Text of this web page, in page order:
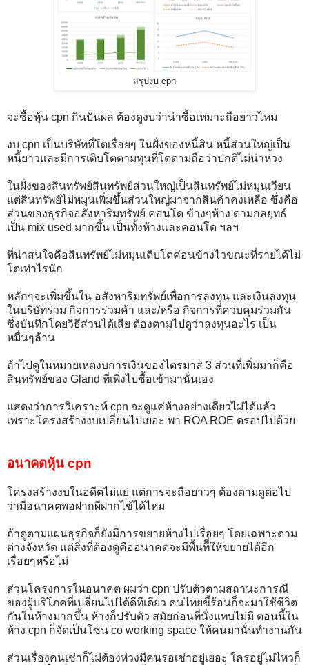
สรุปงบ cpn
จะซื้อหุ้น cpn กินปันผล ต้องดูงบว่าน่าซื้อเหมาะถือยาวไหม
งบ cpn เป็นบริษัทที่โตเรื่อยๆ ในฝั่งของหนี้สิน หนี้ส่วนใหญ่เป็น
หนี้ยาวและมีการเติบโตตามทุนที่โตตามถือว่าปกติไม่น่าห่วง
ในฝั่งของสินทรัพย์สินทรัพย์ส่วนใหญ่เป็นสินทรัพย์ไม่หมุนเวียน
แต่สินทรัพย์ไม่หมุนเพิ่มขึ้นส่วนใหญ่มาจากสินค้าคงเหลือ ซึ่งคือ
ส่วนของธุรกิจอสังหาริมทรัพย์ คอนโด ข้างๆห้าง ตามกลยุทธ์
เป็น mix used มากขึ้น เป็นทั้งห้างและคอนโด ฯลฯ
ที่น่าสนใจคือสินทรัพย์ไม่หมุนเติบโตค่อนข้างไวขณะที่รายได้ไม่
โตเท่าไรนัก
หลักๆจะเพิ่มขึ้นใน อสังหาริมทรัพย์เพื่อการลงทุน และเงินลงทุน
ในบริษัทร่วม กิจการร่วมค้า และ/หรือ กิจการที่ควบคุมร่วมกัน
ซึ่งบันทึกโดยวิธีส่วนได้เสีย ต้องตามไปดูว่าลงทุนอะไร เป็น
หมื่นๆล้าน
ถ้าไปดูในหมายเหตงบการเงินของไตรมาส 3 ส่วนที่เพิ่มมาก็คือ
สินทรัพย์ของ Gland ที่เพิ่งไปซื้อเข้ามานั่นเอง
แสดงว่าการวิเคราะห์ cpn จะดูแค่ห้างอย่างเดียวไม่ได้แล้ว
เพราะโครงสร้างงบเปลี่ยนไปเยอะ พา ROA ROE ดรอปไปด้วย
อนาคตหุ้น cpn
โครงสร้างงบในอดีตไม่แย่ แต่การจะถือยาวๆ ต้องตามดูต่อไป
ว่ามีอนาคตพอฝากผีฝากไข้ได้ไหม
ถ้าดูตามแผนธุรกิจก็ยังมีการขยายห้างไปเรื่อยๆ โดยเฉพาะตาม
ต่างจังหวัด แต่สิ่งที่ต้องดูคืออนาคตจะมีพื้นทีี่ให้ขยายได้อีก
เรื่อยๆหรือไม่
ส่วนโครงการในอนาคต ผมว่า cpn ปรับตัวตามสถานะการณื
ของผู้บริโภคที่เปลี่ยนไปได้ดีทีเดียว คนไทยขี้ร้อนก็จะมาใช้ชีวิต
กันในห้างมากขึ้น ห้างก็ปรับตัว สมัยก่อนที่นั่งแทบไม่มี ตอนนี้ใน
ห้าง cpn ก็จัดเป็นโซน co working space ให้คนมานั่นทำงานกัน
ส่วนเรื่องคนเช่าก็ไม่ต้องห่วงมีคนรอเช่าอยู่เยอะ ใครอยู่ไม่ไหวก็